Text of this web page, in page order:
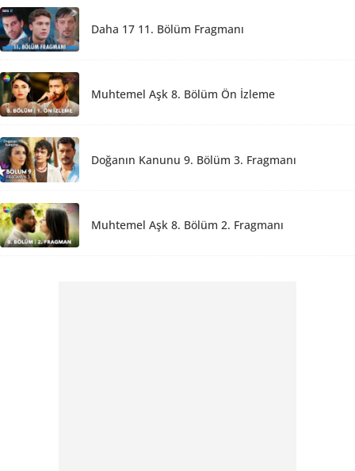
Daha 17 11. Bölüm Fragmanı
Muhtemel Aşk 8. Bölüm Ön İzleme
Doğanın Kanunu 9. Bölüm 3. Fragmanı
Muhtemel Aşk 8. Bölüm 2. Fragmanı